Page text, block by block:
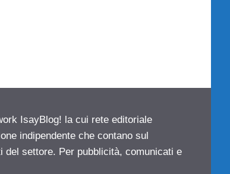
IsayBlog! la cui rete editoriale
indipendente che contano sul
del settore. Per pubblicità, comunicati e